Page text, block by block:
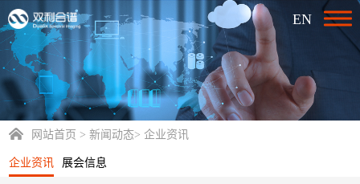
EN
网站首页 >新闻动态> 企业资讯
企业资讯 展会信息